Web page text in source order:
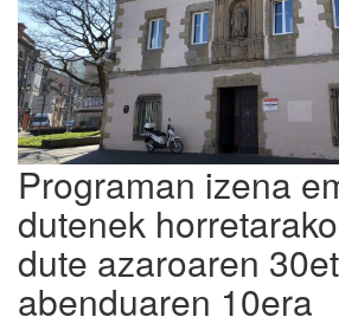
Programan izena
dutenek
dute azaroaren
abenduaren 10era